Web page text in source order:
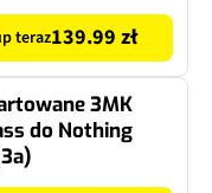
teraz139.99 zł
3MK
do Nothing